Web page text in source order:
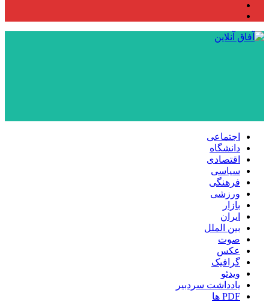
اجتماعی
دانشگاه
اقتصادی
سیاسی
فرهنگی
ورزشی
بازار
ایران
بین الملل
صوت
عکس
گرافیک
ویدئو
یادداشت سردبیر
PDF ها